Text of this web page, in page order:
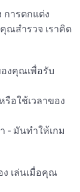
การตกแต่ง
ณสำรวจ เราคิด
งคุณเพื่อรับ
อใช้เวลาของ
- มันทำให้เกม
ง เล่นเมื่อคุณ